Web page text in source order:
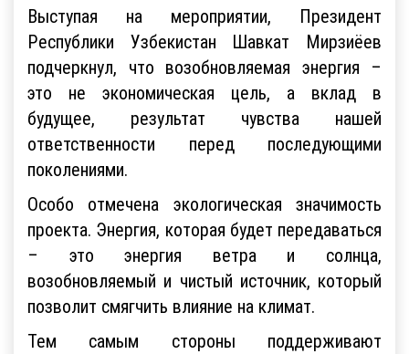
Выступая на мероприятии, Президент
Республики Узбекистан Шавкат Мирзиёев
подчеркнул, что возобновляемая энергия –
это не экономическая цель, а вклад в
будущее, результат чувства нашей
ответственности перед последующими
поколениями.
Особо отмечена экологическая значимость
проекта. Энергия, которая будет передаваться
– это энергия ветра и солнца,
возобновляемый и чистый источник, который
позволит смягчить влияние на климат.
Тем самым стороны поддерживают